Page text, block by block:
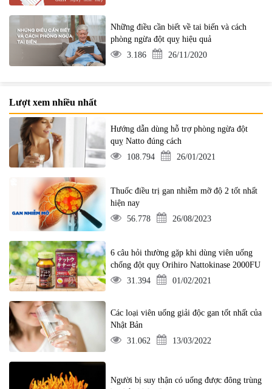
Những điều cần biết về tai biến và cách
phòng ngừa đột quỵ hiệu quả
3.186
26/11/2020
Lượt xem nhiều nhất
Hướng dẫn dùng hỗ trợ phòng ngừa đột
quỵ Natto đúng cách
108.794
26/01/2021
Thuốc điều trị gan nhiễm mỡ độ 2 tốt nhất
hiện nay
56.778
26/08/2023
6 câu hỏi thường gặp khi dùng viên uống
chống đột quỵ Orihiro Nattokinase 2000FU
31.394
01/02/2021
Các loại viên uống giải độc gan tốt nhất của
Nhật Bản
31.062
13/03/2022
Người bị suy thận có uống được đông trùng